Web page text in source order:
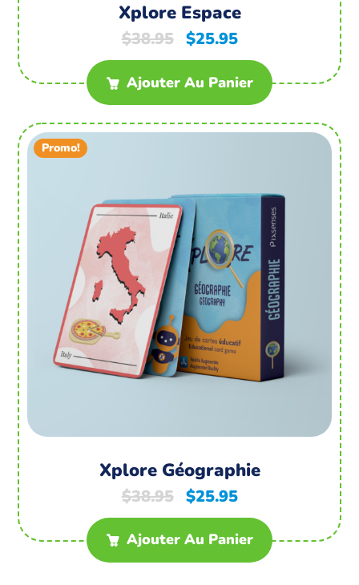
Xplore Espace
$38.95 $25.95
Ajouter Au Panier
Promo!
Xplore Géographie
$38.95 $25.95
Ajouter Au Panier